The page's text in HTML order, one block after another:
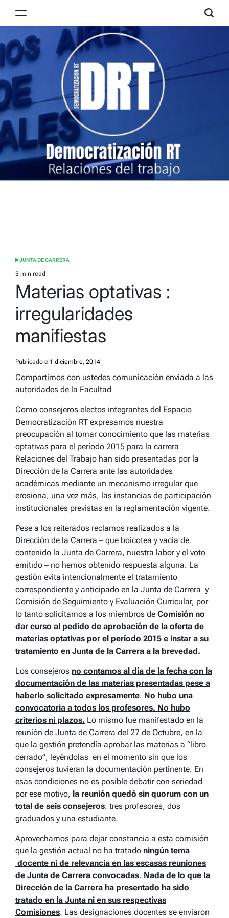
RT
POSTED
IN
JUNTA DE CARRERA
Estimated
read
time
3 min read
Materias optativas :
irregularidades
manifiestas
Publicado el 1 diciembre, 2014
Compartimos con ustedes comunicación enviada a las
autoridades de la Facultad
Como consejeros electos integrantes del Espacio
Democratización RT expresamos nuestra
preocupación al tomar conocimiento que las materias
optativas para el período 2015 para la carrera
Relaciones del Trabajo han sido presentadas por la
Dirección de la Carrera ante las autoridades
académicas mediante un mecanismo irregular que
erosiona, una vez más, las instancias de participación
institucionales previstas en la reglamentación vigente.
Pese a los reiterados reclamos realizados a la
Dirección de la Carrera – que boicotea y vacía de
contenido la Junta de Carrera, nuestra labor y el voto
emitido – no hemos obtenido respuesta alguna. La
gestión evita intencionalmente el tratamiento
correspondiente y anticipado en la Junta de Carrera y
Comisión de Seguimiento y Evaluación Curricular, por
lo tanto solicitamos a los miembros de Comisión no
dar curso al pedido de aprobación de la oferta de
materias optativas por el período 2015 e instar a su
tratamiento en Junta de la Carrera a la brevedad.
Los consejeros no contamos al día de la fecha con la
documentación de las materias presentadas pese a
haberlo solicitado expresamente. No hubo una
convocatoria a todos los profesores. No hubo
criterios ni plazos. Lo mismo fue manifestado en la
reunión de Junta de Carrera del 27 de Octubre, en la
que la gestión pretendía aprobar las materias a “libro
cerrado”, leyéndolas en el momento sin que los
consejeros tuvieran la documentación pertinente. En
esas condiciones no es posible debatir con seriedad
por ese motivo, la reunión quedó sin quorum con un
total de seis consejeros: tres profesores, dos
graduados y una estudiante.
Aprovechamos para dejar constancia a esta comisión
que la gestión actual no ha tratado ningún tema
docente ni de relevancia en las escasas reuniones
de Junta de Carrera convocadas. Nada de lo que la
Dirección de la Carrera ha presentado ha sido
tratado en la Junta ni en sus respectivas
Comisiones. Las designaciones docentes se enviaron